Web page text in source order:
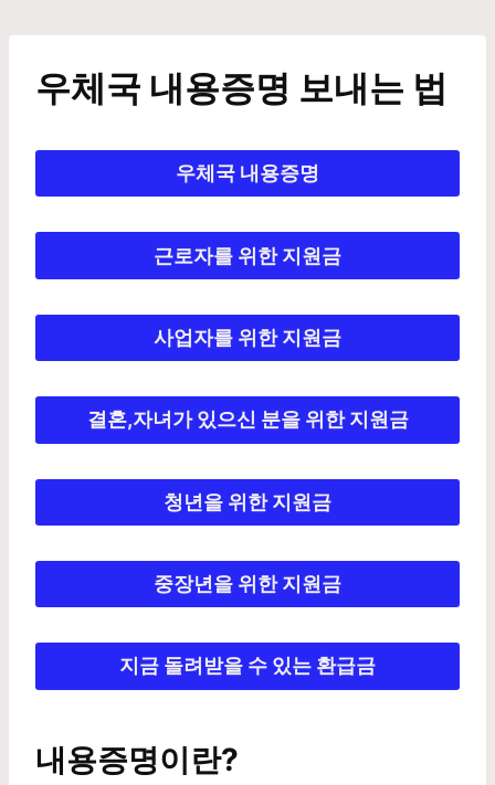
content우체국 내용증명 보내는 법
우체국 내용증명
근로자를 위한 지원금
사업자를 위한 지원금
결혼,자녀가 있으신 분을 위한 지원금
청년을 위한 지원금
중장년을 위한 지원금
지금 돌려받을 수 있는 환급금
내용증명이란?